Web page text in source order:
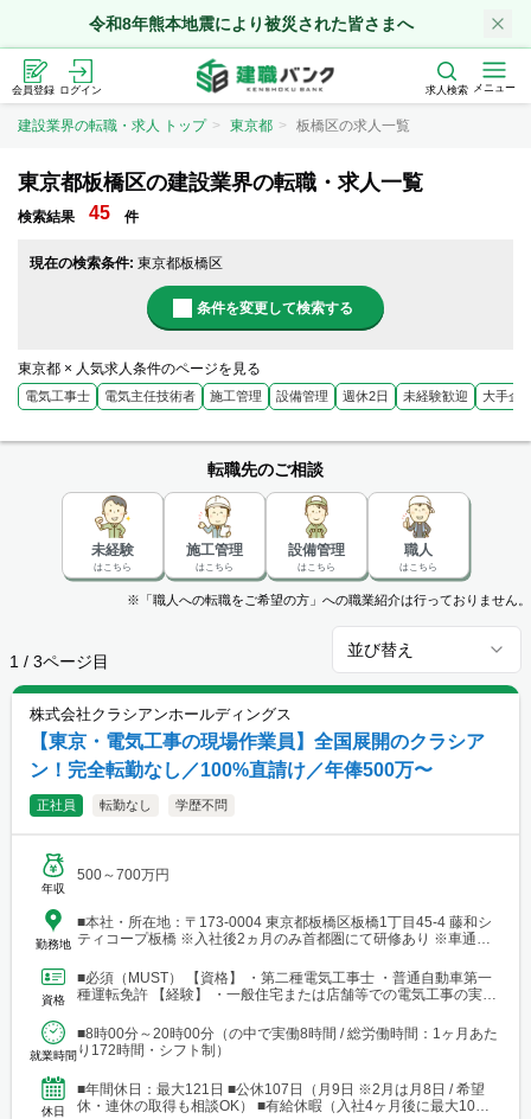
令和8年熊本地震により被災された皆さまへ
会員登録 ログイン 求人検索 メニュー
建設業界の転職・求人 トップ 東京都 板橋区の求人一覧
東京都板橋区の建設業界の転職・求人一覧
検索結果 45 件
現在の検索条件: 東京都板橋区
条件を変更して検索する
東京都 × 人気求人条件のページを見る
電気工事士 電気主任技術者 施工管理 設備管理 週休2日 未経験歓迎 大手企
転職先のご相談
未経験
はこちら
施工管理
はこちら
設備管理
はこちら
職人
はこちら
※「職人への転職をご希望の方」への職業紹介は行っておりません。
1 / 3ページ目
並び替え
株式会社クラシアンホールディングス
【東京・電気工事の現場作業員】全国展開のクラシア
ン！完全転勤なし／100%直請け／年俸500万〜
正社員 転勤なし 学歴不問
年収
500～700万円
勤務地
■本社・所在地：〒173-0004 東京都板橋区板橋1丁目45-4 藤和シ
ティコープ板橋 ※入社後2ヵ月のみ首都圏にて研修あり ※車通勤
イルが基本となります） ■ご希望や居住地を考慮の上、下記のいず
れかの拠点への配属となります。 【東京都】★入社祝い金支給対
象 ◎板橋：東京都板橋区新河岸1-25-15 ◎足立：東京都足立区千
ﾚｰﾙ1階 ◎江戸川：東京都江戸川区西葛西3-7-8 ﾗ･ﾍﾞﾘｰﾃ西葛西1階
◎港サテライト：東京都港区芝4-6-7 Espoir三田101号室 ◎大田：
宿4-17-2 ◎世田谷：東京都世田谷区世田谷1-20-2 ◎多摩：東京都
国立市富士見台4丁目41-1 ｸﾞﾗﾝｿｼｴ国立ｳｴｽﾄｳｲﾝｸﾞ店舗B 【神奈川
資格
■必須（MUST） 【資格】 ・第二種電気工事士 ・普通自動車第一
種運転免許 【経験】 ・一般住宅または店舗等での電気工事の実務
就業時間
■8時00分～20時00分（の中で実働8時間 / 総労働時間：1ヶ月あた
り172時間・シフト制）
休日
■年間休日：最大121日 ■公休107日（月9日 ※2月は月8日 / 希望
休・連休の取得も相談OK） ■有給休暇（入社4ヶ月後に最大10日